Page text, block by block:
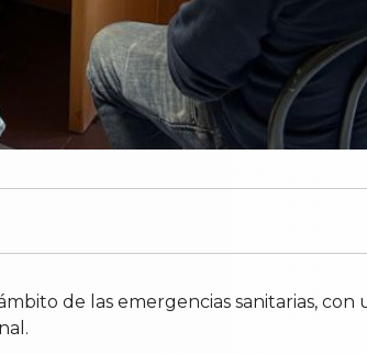
de las emergencias sanitarias,